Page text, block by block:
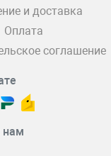
и доставка
Оплата
соглашение
нам